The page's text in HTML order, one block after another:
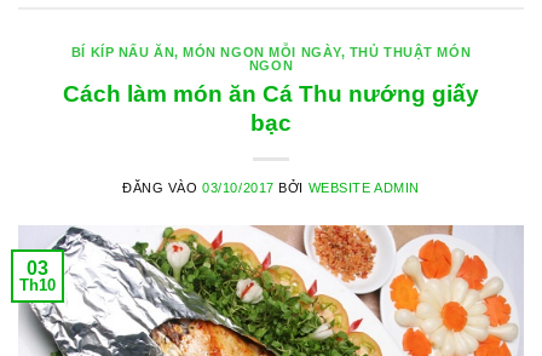
BÍ KÍP NẤU ĂN, MÓN NGON MỖI NGÀY, THỦ THUẬT MÓN
NGON
Cách làm món ăn Cá Thu nướng giấy
bạc
ĐĂNG VÀO03/10/2017 BỞI WEBSITE ADMIN
03
Th10